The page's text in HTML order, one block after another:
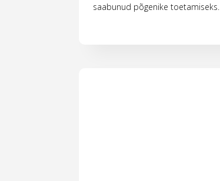
saabunud põgenike toetamiseks.